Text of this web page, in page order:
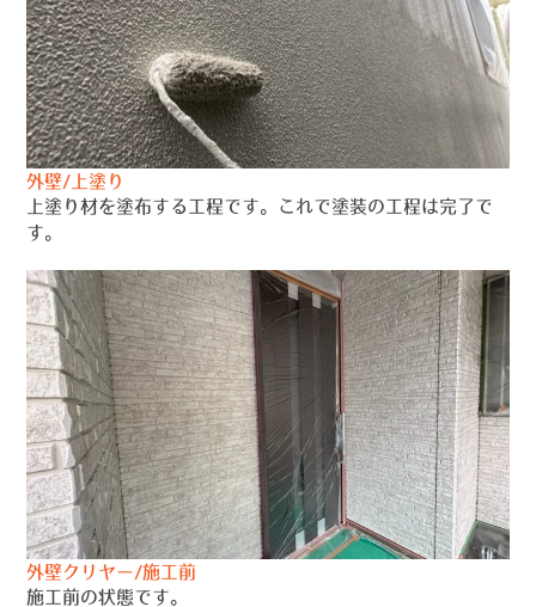
外壁/上塗り
上塗り材を塗布する工程です。これで塗装の工程は完了で
す。
外壁クリヤー/施工前
施工前の状態です。